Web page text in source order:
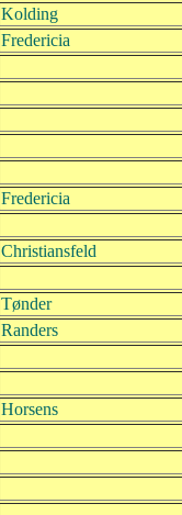
Kolding
Fredericia
Fredericia
Christiansfeld
Tønder
Randers
Horsens